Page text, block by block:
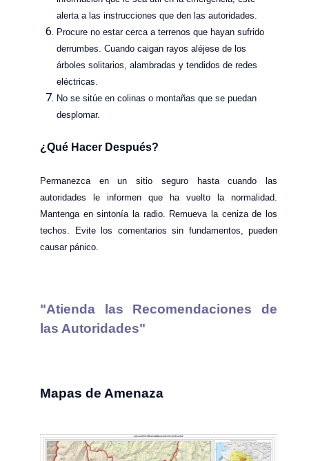
alerta a las instrucciones que den las autoridades.
Procure no estar cerca a terrenos que hayan sufrido
derrumbes. Cuando caigan rayos aléjese de los
árboles solitarios, alambradas y tendidos de redes
eléctricas.
No se sitúe en colinas o montañas que se puedan
desplomar.
¿Qué Hacer Después?
Permanezca en un sitio seguro hasta cuando las
autoridades le informen que ha vuelto la normalidad.
Mantenga en sintonía la radio. Remueva la ceniza de los
techos. Evite los comentarios sin fundamentos, pueden
causar pánico.
"Atienda las Recomendaciones de
las Autoridades"
Mapas de Amenaza